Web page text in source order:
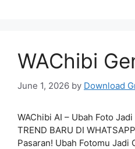
WAChibi
June 1, 2026 by Download
WAChibi AI – Ubah Foto
TREND BARU DI
Pasaran! Ubah Fotomu Jadi